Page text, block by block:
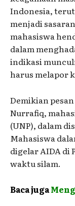
Indonesia,
menjadi
mahasiswa
dalam
indikasi
harus melapor
Demikian
Nurrafiq,
(UNP), dalam
Mahasiswa
digelar AIDA di
waktu silam.
Baca juga